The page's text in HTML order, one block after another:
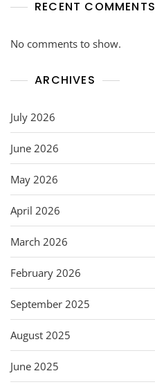
RECENT COMMENTS
No comments to show.
ARCHIVES
July 2026
June 2026
May 2026
April 2026
March 2026
February 2026
September 2025
August 2025
June 2025